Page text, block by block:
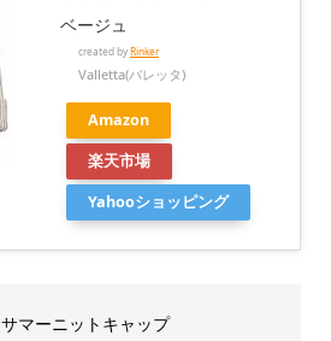
ベージュ
created byRinker
Valletta(バレッタ)
Amazon
楽天市場
Yahooショッピング
マーニットキャップ